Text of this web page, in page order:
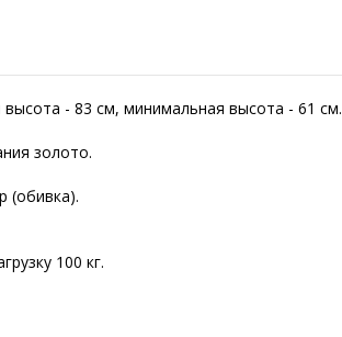
- 83 см, минимальная высота - 61 см.
золото.
(обивка).
100 кг.